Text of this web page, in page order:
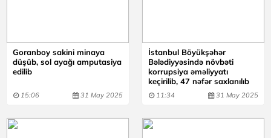
Goranboy sakini minaya
düşüb, sol ayağı amputasiya
edilib
15:06 31 May 2025
İstanbul Böyükşəhər
Bələdiyyəsində növbəti
korrupsiya əməliyyatı
keçirilib, 47 nəfər saxlanılıb
11:34 31 May 2025